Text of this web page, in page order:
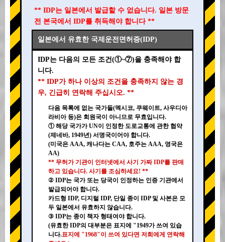
** IDP는 일본에서 발급할 수 없습니다. 일본 방문
전 본국에서 IDP를 취득해야 합니다 **
일본에서 유효한 국제운전면허증(IDP)
IDP는 다음의 모든 조건(①~⑦)을 충족해야 합
니다.
** IDP가 하나 이상의 조건을 충족하지 않는 경
우, 긴급히 연락해 주십시오. **
다음 목록에 없는 국가들(멕시코, 쿠웨이트, 사우디아
라비아 등)은 회원국이 아니므로 무효입니다.
① 해당 국가가 UN이 인정한 도로교통에 관한 협약
(제네바, 1949년) 서명국이어야 합니다.
(미국은 AAA, 캐나다는 CAA, 호주는 AAA, 영국은
AA)
** 무허가 기관이 인터넷에서 사기 가짜 IDP를 판매
하고 있습니다. 사기를 조심하세요! **
② IDP는 국가 또는 당국이 인정하는 인증 기관에서
발급되어야 합니다.
카드형 IDP, 디지털 IDP, 단일 종이 IDP 및 사본은 모
두 일본에서 유효하지 않습니다.
③ IDP는 종이 책자 형태여야 합니다.
(유효한 IDP의 대부분은 표지에 "1949가 쓰여 있습
니다.표지에 "1968"이 쓰여 있다면 저희에게 연락해